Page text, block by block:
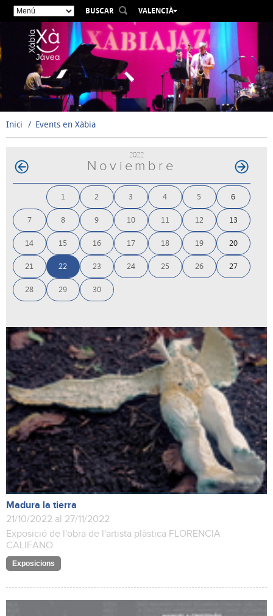
BUSCAR
VALENCIÀ
ESPAÑOL
ENGLISH
DEUTSCH
РУССКИЙ
Inici Events en Xàbia
2022
Noviembre
1 2 3 4 5 6
7 8 9 10 11 12 13
14 15 16 17 18 19 20
21 22 23 24 25 26 27
28 29 30
Madura la tierra
21/10/2022 al 27/11/2022
Exposició de l'obra de l'artista plàstica FLORENCIA
CALIFANO
Exposicions